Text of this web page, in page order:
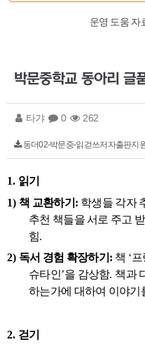
운영 도움 자
박문중학교 동아리 글
타갸 0 262
동더02-박문중-읽걷쓰저자출판지
1. 읽기
1) 책 교환하기 : 학생들 각자
추천 책들을 서로 주고
힘.
2) 독서 경험 확장하기 : 책 ‘
슈타인’을 감상함. 책과
하는가에 대하여 이야기
2. 걷기